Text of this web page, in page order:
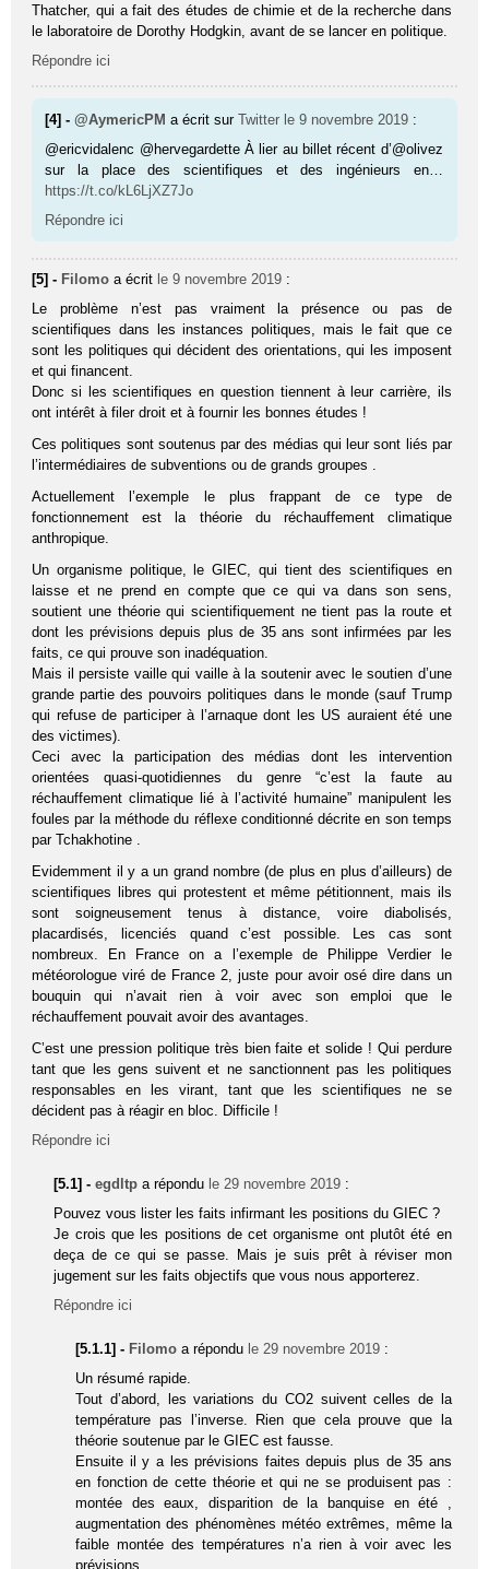
Thatcher, qui a fait des études de chimie et de la recherche dans
le laboratoire de Dorothy Hodgkin, avant de se lancer en politique.
Répondre ici
[4] -@AymericPM a écrit surTwitter le 9 novembre 2019 :
@ericvidalenc @hervegardette À lier au billet récent d’@olivez
sur la place des scientifiques et des ingénieurs en…
https://t.co/kL6LjXZ7Jo
Répondre ici
[5] - Filomo a écrit le 9 novembre 2019 :
Le problème n’est pas vraiment la présence ou pas de
scientifiques dans les instances politiques, mais le fait que ce
sont les politiques qui décident des orientations, qui les imposent
et qui financent.
Donc si les scientifiques en question tiennent à leur carrière, ils
ont intérêt à filer droit et à fournir les bonnes études !
Ces politiques sont soutenus par des médias qui leur sont liés par
l’intermédiaires de subventions ou de grands groupes .
Actuellement l’exemple le plus frappant de ce type de
fonctionnement est la théorie du réchauffement climatique
anthropique.
Un organisme politique, le GIEC, qui tient des scientifiques en
laisse et ne prend en compte que ce qui va dans son sens,
soutient une théorie qui scientifiquement ne tient pas la route et
dont les prévisions depuis plus de 35 ans sont infirmées par les
faits, ce qui prouve son inadéquation.
Mais il persiste vaille qui vaille à la soutenir avec le soutien d’une
grande partie des pouvoirs politiques dans le monde (sauf Trump
qui refuse de participer à l’arnaque dont les US auraient été une
des victimes).
Ceci avec la participation des médias dont les intervention
orientées quasi-quotidiennes du genre “c’est la faute au
réchauffement climatique lié à l’activité humaine” manipulent les
foules par la méthode du réflexe conditionné décrite en son temps
par Tchakhotine .
Evidemment il y a un grand nombre (de plus en plus d’ailleurs) de
scientifiques libres qui protestent et même pétitionnent, mais ils
sont soigneusement tenus à distance, voire diabolisés,
placardisés, licenciés quand c’est possible. Les cas sont
nombreux. En France on a l’exemple de Philippe Verdier le
météorologue viré de France 2, juste pour avoir osé dire dans un
bouquin qui n’avait rien à voir avec son emploi que le
réchauffement pouvait avoir des avantages.
C’est une pression politique très bien faite et solide ! Qui perdure
tant que les gens suivent et ne sanctionnent pas les politiques
responsables en les virant, tant que les scientifiques ne se
décident pas à réagir en bloc. Difficile !
Répondre ici
[5.1] -egdltp a répondu le 29 novembre 2019 :
Pouvez vous lister les faits infirmant les positions du GIEC ?
Je crois que les positions de cet organisme ont plutôt été en
deça de ce qui se passe. Mais je suis prêt à réviser mon
jugement sur les faits objectifs que vous nous apporterez.
Répondre ici
[5.1.1] - Filomo a répondu le 29 novembre 2019 :
Un résumé rapide.
Tout d’abord, les variations du CO2 suivent celles de la
température pas l’inverse. Rien que cela prouve que la
théorie soutenue par le GIEC est fausse.
Ensuite il y a les prévisions faites depuis plus de 35 ans
en fonction de cette théorie et qui ne se produisent pas :
montée des eaux, disparition de la banquise en été ,
augmentation des phénomènes météo extrêmes, même la
faible montée des températures n’a rien à voir avec les
prévisions.